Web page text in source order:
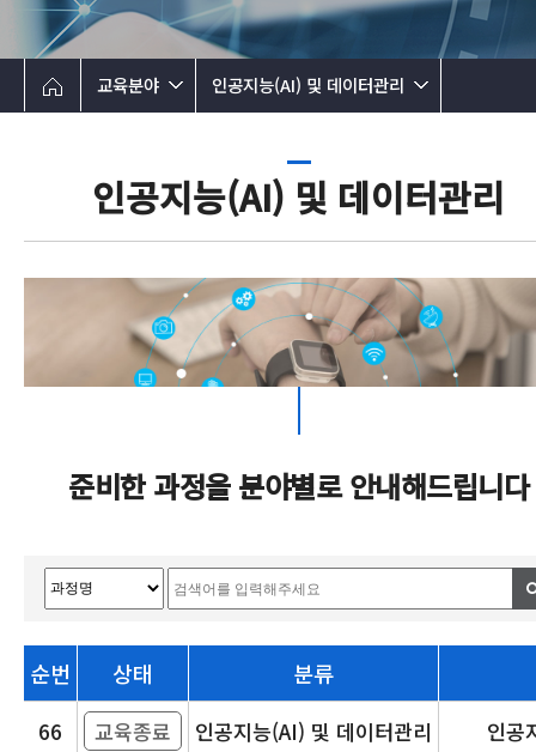
교육분야 인공지능(AI) 및 데이터관리
인공지능(AI) 및 데이터관리
준비한 과정을 분야별로 안내해드립니다
순번 상태 분류
66 교육종료 인공지능(AI) 및 데이터관리
인공